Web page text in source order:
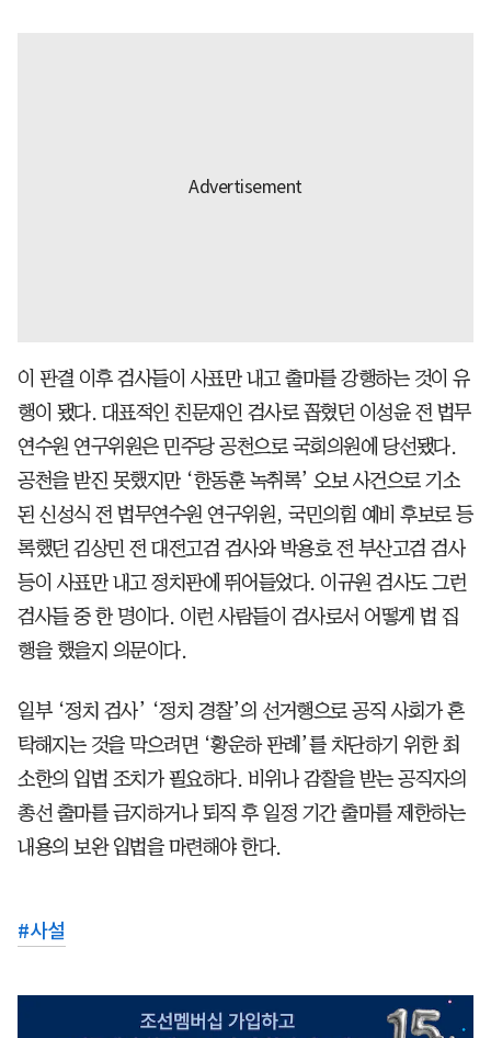
이 판결 이후 검사들이 사표만 내고 출마를 강행하는 것이 유
행이 됐다. 대표적인 친문재인 검사로 꼽혔던 이성윤 전 법무
연수원 연구위원은 민주당 공천으로 국회의원에 당선됐다.
공천을 받진 못했지만 ‘한동훈 녹취록’ 오보 사건으로 기소
된 신성식 전 법무연수원 연구위원, 국민의힘 예비 후보로 등
록했던 김상민 전 대전고검 검사와 박용호 전 부산고검 검사
등이 사표만 내고 정치판에 뛰어들었다. 이규원 검사도 그런
검사들 중 한 명이다. 이런 사람들이 검사로서 어떻게 법 집
행을 했을지 의문이다.
일부 ‘정치 검사’ ‘정치 경찰’의 선거행으로 공직 사회가 혼
탁해지는 것을 막으려면 ‘황운하 판례’를 차단하기 위한 최
소한의 입법 조치가 필요하다. 비위나 감찰을 받는 공직자의
총선 출마를 금지하거나 퇴직 후 일정 기간 출마를 제한하는
내용의 보완 입법을 마련해야 한다.
#사설